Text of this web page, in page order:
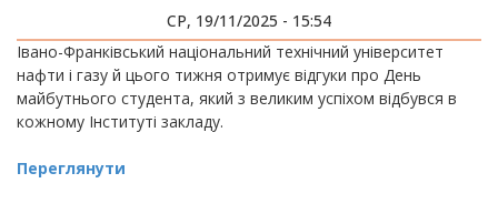
СР, 19/11/2025 - 15:54
Івано-Франківський національний технічний університет
нафти і газу й цього тижня отримує відгуки про День
майбутнього студента, який з великим успіхом відбувся в
кожному Інституті закладу.
Переглянути